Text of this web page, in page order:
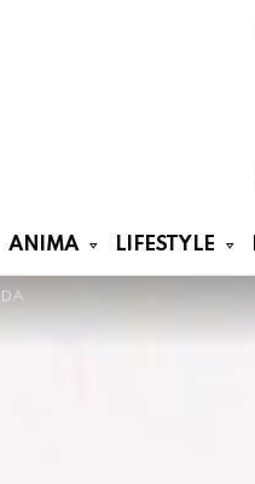
ANIMA LIFESTYLE